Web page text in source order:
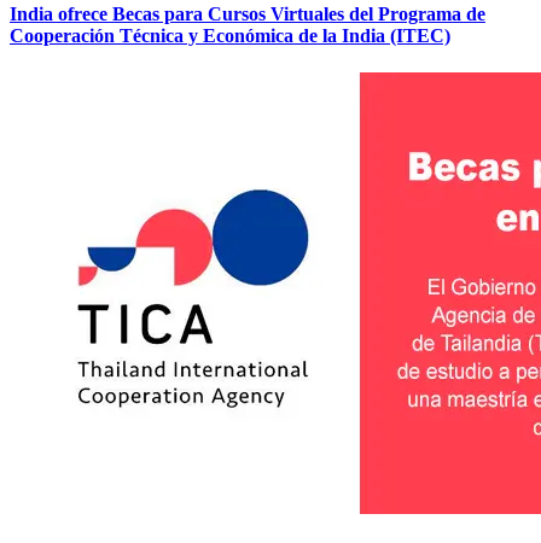
India ofrece Becas para Cursos Virtuales del Programa de
Cooperación Técnica y Económica de la India (ITEC)